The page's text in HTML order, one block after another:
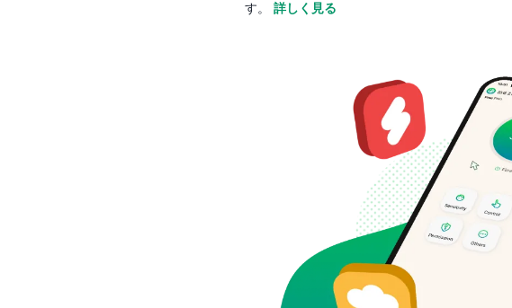
す。
詳しく見る